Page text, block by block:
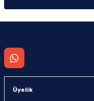
Üyelik